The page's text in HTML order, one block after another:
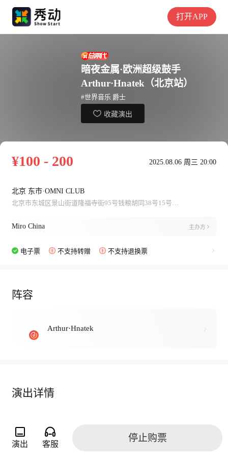
打开APP
暗夜金属·欧洲超级鼓手
Arthur·Hnatek（北京站）
#世界音乐 爵士
收藏演出
¥100 - 200 2025.08.06 周三 20:00
北京 东市·OMNI CLUB
北京市东城区景山街道隆福寺街95号钱粮胡同38号15号楼木木艺术社区地下一层
Miro China 主办方
电子票 不支持转赠 不支持退换票
阵容
Arthur·Hnatek
演出详情
08/06 周三 | 暗夜金属·欧洲超级鼓手Arthur·Hnatek（北
京站）震撼来袭
演出 客服
停止购票